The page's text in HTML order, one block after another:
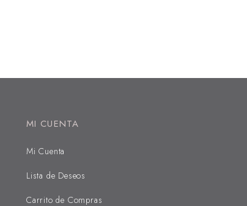
MI CUENTA
Mi Cuenta
Lista de Deseos
Carrito de Compras